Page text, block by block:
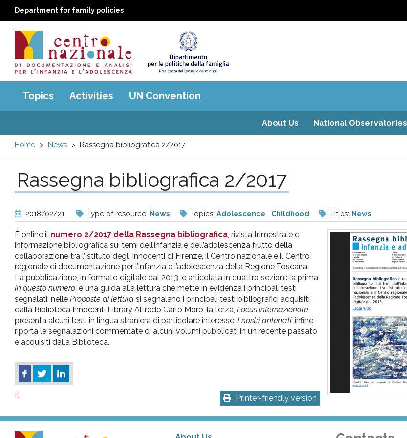
Department for family policies
Centro
nazionale
di
e
analisi
pr
l'infanzia
e
l'adolescenza
Main
menu
Topics Activities UN Convention
About Us National Observatories
Home News Rassegna bibliografica 2/2017
Rassegna bibliografica 2/2017
2018/02/21 Type of resource: News Topics: Adolescence Childhood Titles: News
È online il numero 2/2017 della Rassegna bibliografica , rivista trimestrale di
informazione bibliografica sui temi dell’infanzia e dell’adolescenza frutto della
collaborazione tra l’Istituto degli Innocenti di Firenze, il Centro nazionale e il Centro
regionale di documentazione per l’infanzia e l’adolescenza della Regione Toscana.
La pubblicazione, in formato digitale dal 2013, è articolata in quattro sezioni: la prima,
In questo numero , è una guida alla lettura che mette in evidenza i principali testi
segnalati; nelle Proposte di lettura si segnalano i principali testi bibliografici acquisiti
dalla Biblioteca Innocenti Library Alfredo Carlo Moro; la terza, Focus internazionale
presenta alcuni testi in lingua straniera di particolare interesse; I nostri antenati, infine,
riporta le segnalazioni commentate di alcuni volumi pubblicati in un recente passato
e acquisiti dalla Biblioteca.
Printer-friendly version
It